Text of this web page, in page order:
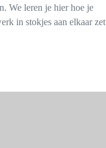
We leren je hier hoe je
in stokjes aan elkaar zet